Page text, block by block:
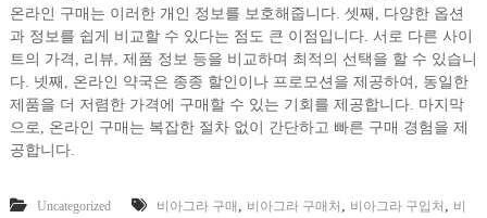
온라인 구매는 이러한 개인 정보를 보호해줍니다. 셋째, 다양한 옵션
과 정보를 쉽게 비교할 수 있다는 점도 큰 이점입니다. 서로 다른 사이
트의 가격, 리뷰, 제품 정보 등을 비교하며 최적의 선택을 할 수 있습니
다. 넷째, 온라인 약국은 종종 할인이나 프로모션을 제공하여, 동일한
제품을 더 저렴한 가격에 구매할 수 있는 기회를 제공합니다. 마지막
으로, 온라인 구매는 복잡한 절차 없이 간단하고 빠른 구매 경험을 제
공합니다.
Uncategorized 비아그라 구매 비아그라 구매처 비아그라 구입처
비